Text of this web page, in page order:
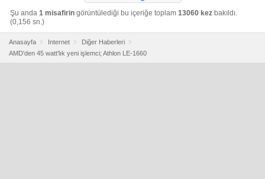
Şu anda 1 misafirin görüntülediği bu içeriğe toplam 13060 kez bakıldı.
(0,156 sn.)
Anasayfa Internet
Diğer Haberleri
AMD'den 45 watt'lık yeni işlemci; Athlon LE-1660